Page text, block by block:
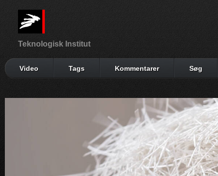
Teknologisk Institut
Video Tags Kommentarer Søg